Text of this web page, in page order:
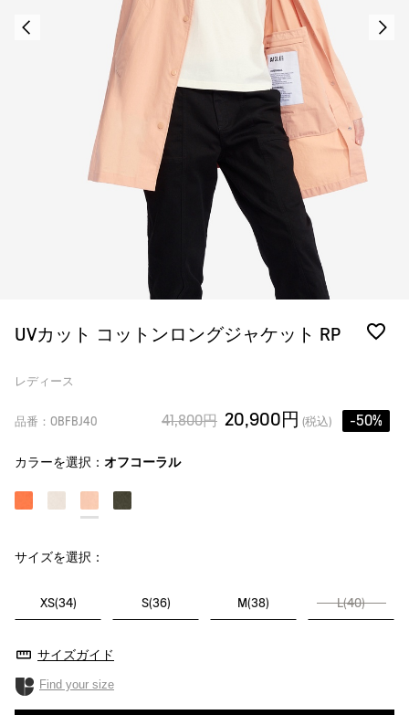
UVカット コットンロングジャケット RP
レディース
品番：OBFBJ40 41,800円 20,900円 (税込) -50%
カラーを選択： オフコーラル
サイズを選択：
XS(34) S(36) M(38) L(40)
サイズガイド
Find your size